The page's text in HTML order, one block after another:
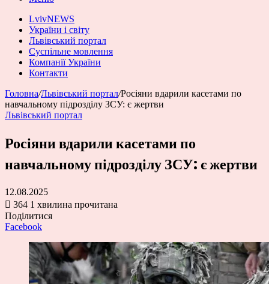
LvivNEWS
України і світу
Львівський портал
Суспільне мовлення
Компанії України
Контакти
Головна/Львівський портал/Росіяни вдарили касетами по
навчальному підрозділу ЗСУ: є жертви
Львівський портал
Росіяни вдарили касетами по
навчальному підрозділу ЗСУ: є жертви
12.08.2025
364 1 хвилина прочитана
Поділитися
Facebook